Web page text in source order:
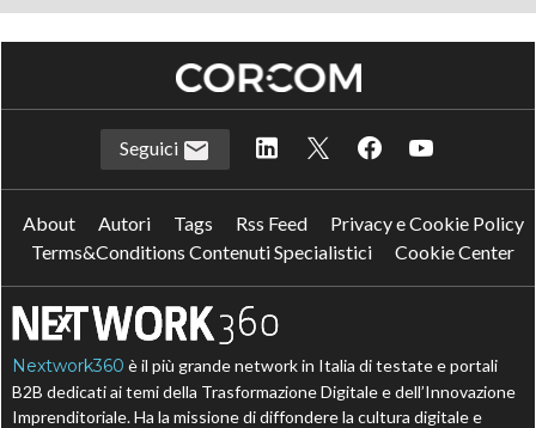
Seguici
About Autori Tags Rss Feed
Privacy e Cookie Policy
Terms&Conditions Contenuti Specialistici
Cookie Center
Nextwork360 è il più grande network in Italia di testate e portali
B2B dedicati ai temi della Trasformazione Digitale e dell’Innovazione
Imprenditoriale. Ha la missione di diffondere la cultura digitale e